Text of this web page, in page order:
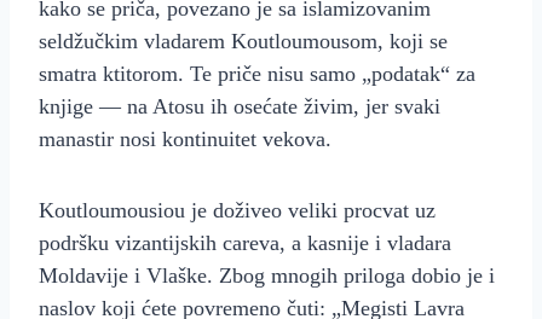
kako se priča, povezano je sa islamizovanim
seldžučkim vladarem Koutloumousom, koji se
smatra ktitorom. Te priče nisu samo „podatak“ za
knjige — na Atosu ih osećate živim, jer svaki
manastir nosi kontinuitet vekova.
Koutloumousiou je doživeo veliki procvat uz
podršku vizantijskih careva, a kasnije i vladara
Moldavije i Vlaške. Zbog mnogih priloga dobio je i
naslov koji ćete povremeno čuti: „Megisti Lavra